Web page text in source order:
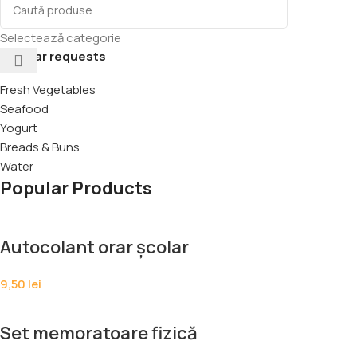
Selectează categorie
Popular requests
Fresh Vegetables
Seafood
Yogurt
Breads & Buns
Water
Popular Products
Autocolant orar școlar
9,50 lei
Set memoratoare fizică